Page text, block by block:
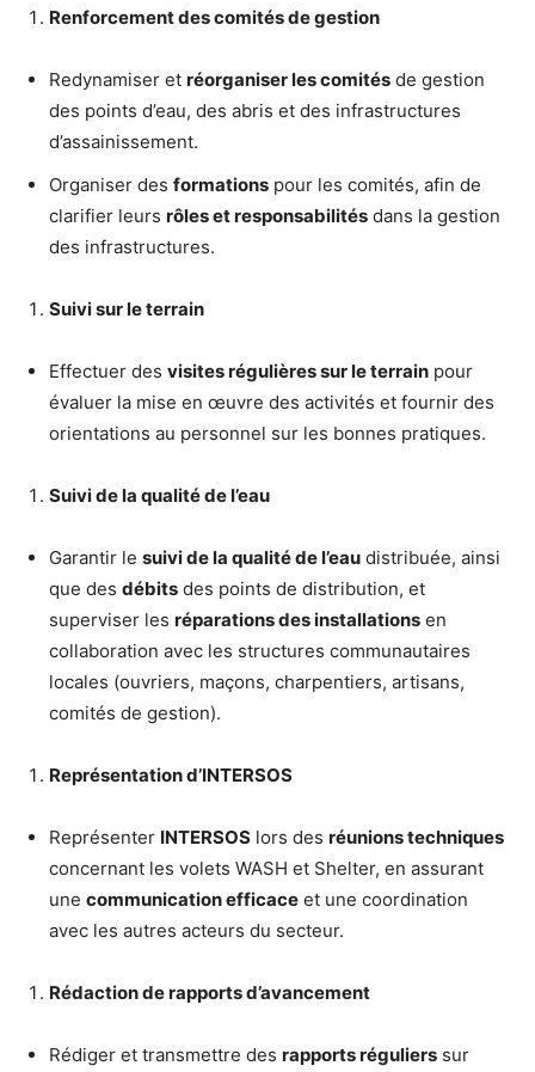
Renforcement des comités de gestion
Redynamiser et réorganiser les comités de gestion
des points d’eau, des abris et des infrastructures
d’assainissement.
Organiser des formations pour les comités, afin de
clarifier leurs rôles et responsabilités dans la gestion
des infrastructures.
Suivi sur le terrain
Effectuer des visites régulières sur le terrain pour
évaluer la mise en œuvre des activités et fournir des
orientations au personnel sur les bonnes pratiques.
Suivi de la qualité de l’eau
Garantir le suivi de la qualité de l’eau distribuée, ainsi
que des débits des points de distribution, et
superviser les réparations des installations en
collaboration avec les structures communautaires
locales (ouvriers, maçons, charpentiers, artisans,
comités de gestion).
Représentation d’INTERSOS
Représenter INTERSOS lors des réunions techniques
concernant les volets WASH et Shelter, en assurant
une communication efficace et une coordination
avec les autres acteurs du secteur.
Rédaction de rapports d’avancement
Rédiger et transmettre des rapports réguliers sur